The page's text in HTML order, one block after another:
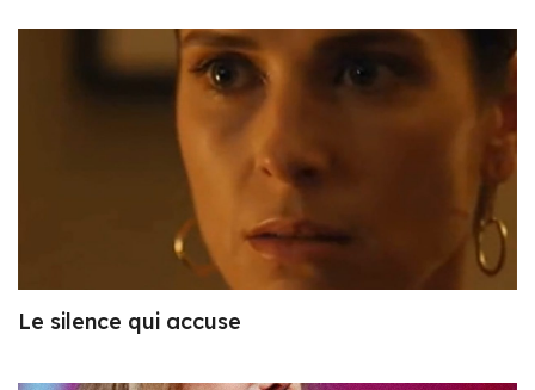
Le silence qui accuse